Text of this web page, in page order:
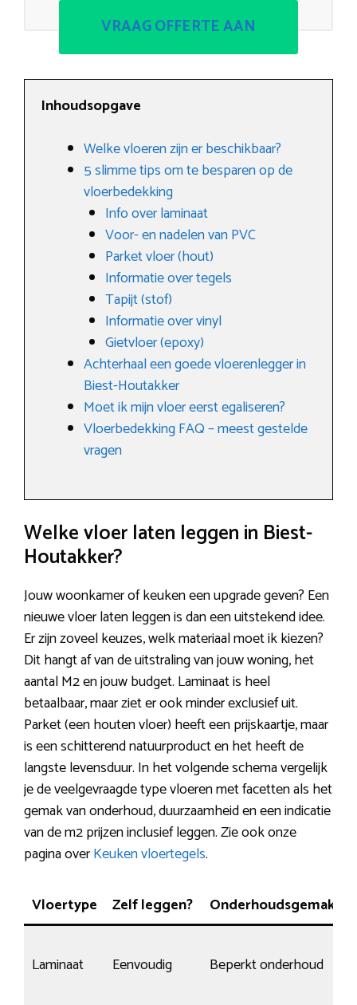
VRAAG OFFERTE AAN
Inhoudsopgave
Welke vloeren zijn er beschikbaar?
5 slimme tips om te besparen op de
vloerbedekking
Info over laminaat
Voor- en nadelen van PVC
Parket vloer (hout)
Informatie over tegels
Tapijt (stof)
Informatie over vinyl
Gietvloer (epoxy)
Achterhaal een goede vloerenlegger in
Biest-Houtakker
Moet ik mijn vloer eerst egaliseren?
Vloerbedekking FAQ – meest gestelde
vragen
Welke vloer laten leggen in Biest-
Houtakker?
Jouw woonkamer of keuken een upgrade geven? Een
nieuwe vloer laten leggen is dan een uitstekend idee.
Er zijn zoveel keuzes, welk materiaal moet ik kiezen?
Dit hangt af van de uitstraling van jouw woning, het
aantal M2 en jouw budget. Laminaat is heel
betaalbaar, maar ziet er ook minder exclusief uit.
Parket (een houten vloer) heeft een prijskaartje, maar
is een schitterend natuurproduct en het heeft de
langste levensduur. In het volgende schema vergelijk
je de veelgevraagde type vloeren met facetten als het
gemak van onderhoud, duurzaamheid en een indicatie
van de m2 prijzen inclusief leggen. Zie ook onze
pagina overKeuken vloertegels.
Vloertype Zelf leggen? Onderhoudsgemak
Laminaat Eenvoudig Beperkt onderhoud